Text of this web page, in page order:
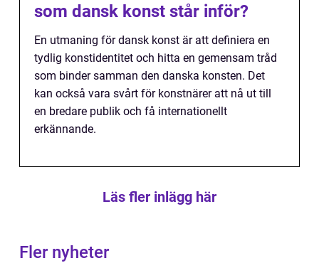
som dansk konst står inför?
En utmaning för dansk konst är att definiera en
tydlig konstidentitet och hitta en gemensam tråd
som binder samman den danska konsten. Det
kan också vara svårt för konstnärer att nå ut till
en bredare publik och få internationellt
erkännande.
Läs fler inlägg här
Fler nyheter